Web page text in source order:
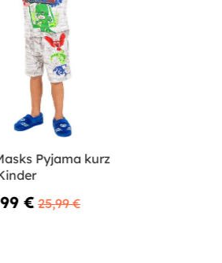
Pyjama kurz
€ 25,99 €